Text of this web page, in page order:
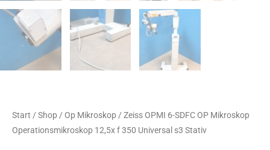
Start / Shop / Op Mikroskop / Zeiss OPMI 6-SDFC OP Mikroskop
Operationsmikroskop 12,5x f 350 Universal s3 Stativ